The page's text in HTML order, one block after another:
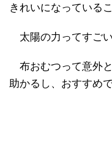
きれいになっている
太陽の力ってすごい
布おむつって意外
助かるし、おすすめで